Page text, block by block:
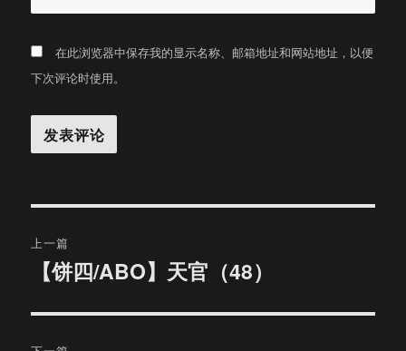
在此浏览器中保存我的显示名称、邮箱地址和网站地址，以便
下次评论时使用。
章
航
上一篇
文
章：
【饼四/ABO】天官（48）